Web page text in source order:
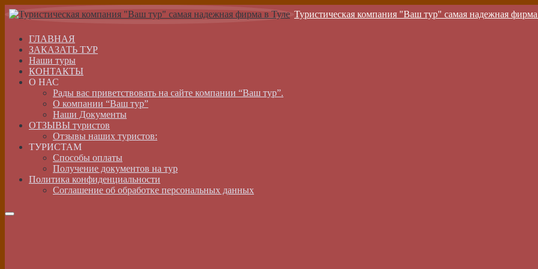
Туристическая компания "Ваш тур" самая надежная
ГЛАВНАЯ
ЗАКАЗАТЬ ТУР
Наши туры
КОНТАКТЫ
О НАС
Рады вас приветствовать на сайте компании “Ваш тур”.
О компании “Ваш тур”
Наши Документы
ОТЗЫВЫ туристов
Отзывы наших туристов:
ТУРИСТАМ
Способы оплаты
Получение документов на тур
Политика конфиденциальности
Соглашение об обработке персональных данных